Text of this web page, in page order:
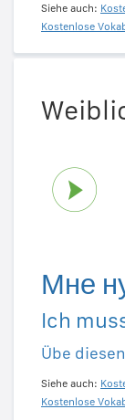
Siehe auch:
Kostenlose
Мне
Ich
Übe
Siehe auch:
Kostenlose